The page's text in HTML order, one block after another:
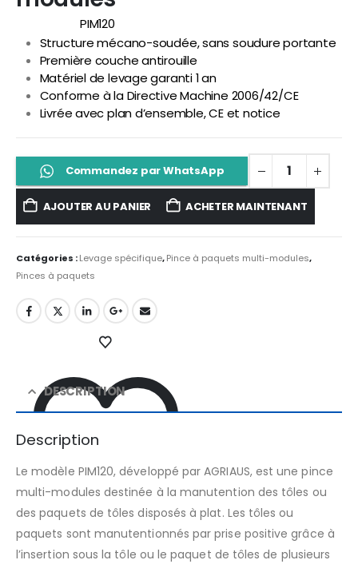
PIM120
Structure mécano-soudée, sans soudure portante
Première couche antirouille
Matériel de levage garanti 1 an
Conforme à la Directive Machine 2006/42/CE
Livrée avec plan d’ensemble, CE et notice
Commandez par WhatsApp
AJOUTER AU PANIER ACHETER MAINTENANT
Catégories :Levage spécifique,Pince à paquets multi-modules,
Pinces à paquets
AJOUTER À LA LISTE D’ENVIES
DESCRIPTION
Description
Le modèle PIM120, développé par AGRIAUS, est une pince
multi-modules destinée à la manutention des tôles ou
des paquets de tôles disposés à plat. Les tôles ou
paquets sont manutentionnés par prise positive grâce à
l’insertion sous la tôle ou le paquet de tôles de plusieurs